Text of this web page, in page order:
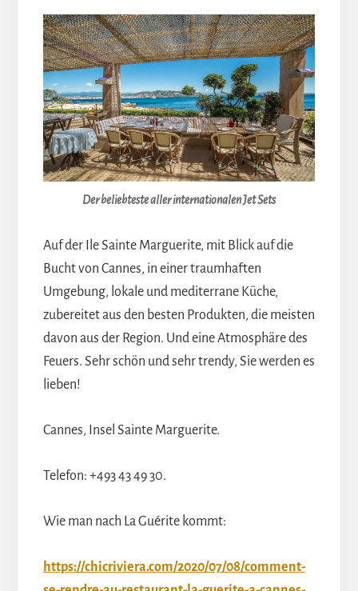
Der beliebteste aller internationalen Jet Sets
Auf der Ile Sainte Marguerite, mit Blick auf die
Bucht von Cannes, in einer traumhaften
Umgebung, lokale und mediterrane Küche,
zubereitet aus den besten Produkten, die meisten
davon aus der Region. Und eine Atmosphäre des
Feuers. Sehr schön und sehr trendy, Sie werden es
lieben!
Cannes, Insel Sainte Marguerite.
Telefon: +493 43 49 30.
Wie man nach La Guérite kommt:
https://chicriviera.com/2020/07/08/comment-